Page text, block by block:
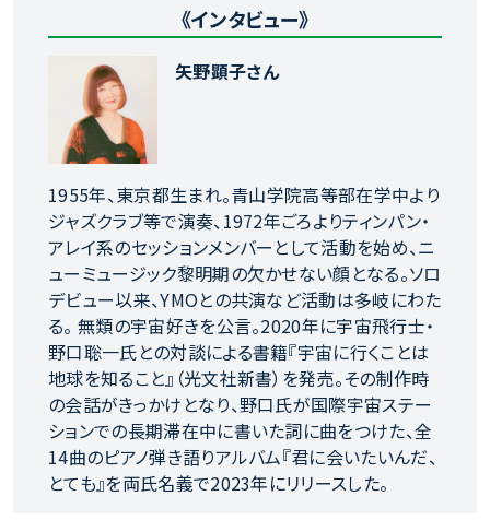
《インタビュー》
矢野顕子さん
1955年、東京都生まれ。青山学院高等部在学中より
ジャズクラブ等で演奏、1972年ごろよりティンパン・
アレイ系のセッションメンバーとして活動を始め、ニ
ューミュージック黎明期の欠かせない顔となる。ソロ
デビュー以来、YMOとの共演など活動は多岐にわた
る。 無類の宇宙好きを公言。2020年に宇宙飛行士・
野口聡一氏との対談による書籍『宇宙に行くことは
地球を知ること』（光文社新書）を発売。その制作時
の会話がきっかけとなり、野口氏が国際宇宙ステー
ションでの長期滞在中に書いた詞に曲をつけた、全
14曲のピアノ弾き語りアルバム『君に会いたいんだ、
とても』を両氏名義で2023年にリリースした。